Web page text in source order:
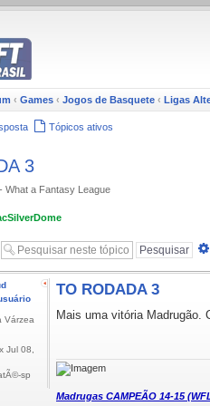
‹ Games ‹ Jogos de Basquete ‹ Ligas
Tópicos ativos
3
What a Fantasy League
Várzea
Jul 08,
sp
TO RODADA 3
Mais uma vitória Madrugão.
Madrugas CAMPEÃO 14-15